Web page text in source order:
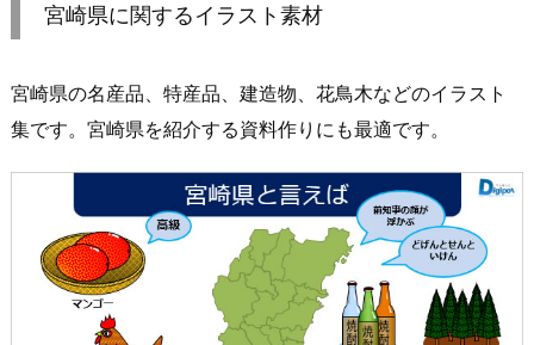
宮崎県に関するイラスト素材
宮崎県の名産品、特産品、建造物、花鳥木などのイラスト
集です。宮崎県を紹介する資料作りにも最適です。